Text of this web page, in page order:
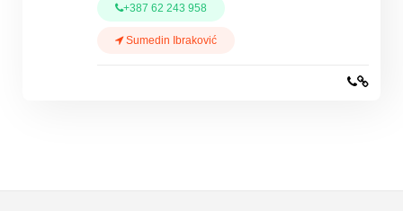
+387 62 243 958
Sumedin Ibraković